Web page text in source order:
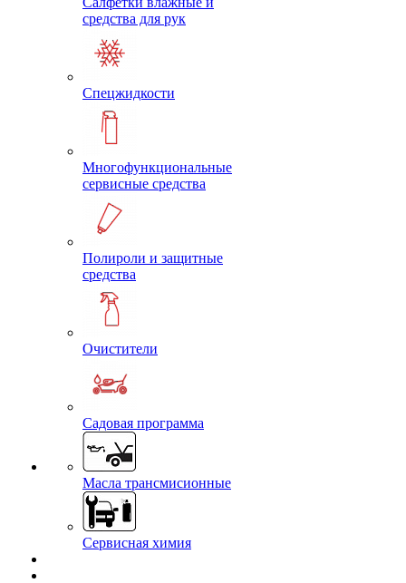
средства для рук
Спецжидкости
Многофункциональные
сервисные средства
Полироли и защитные
средства
Очистители
Садовая программа
Масла трансмисионные
Сервисная химия